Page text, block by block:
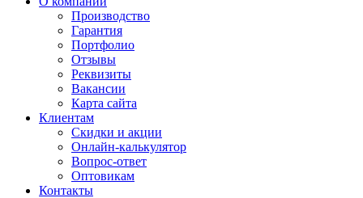
Производство
Гарантия
Портфолио
Отзывы
Реквизиты
Вакансии
Карта сайта
Клиентам
Скидки и акции
Онлайн-калькулятор
Вопрос-ответ
Оптовикам
Контакты